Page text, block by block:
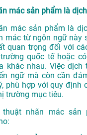
mác sản phẩm là
mác sản phẩm là
mác từ ngôn ngữ này
quan trọng đối với
quốc tế hoặc
khác nhau. Việc
ngữ mà còn cần
phù hợp với quy định
trường mục tiêu.
nhãn mác sản